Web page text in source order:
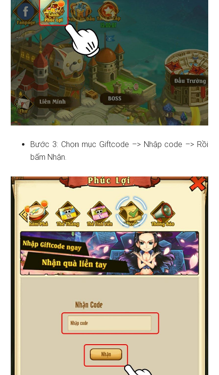
Bước 3: Chọᥒ mục Giftcode –> Nhập code –> Rồi
bấm Nhận.